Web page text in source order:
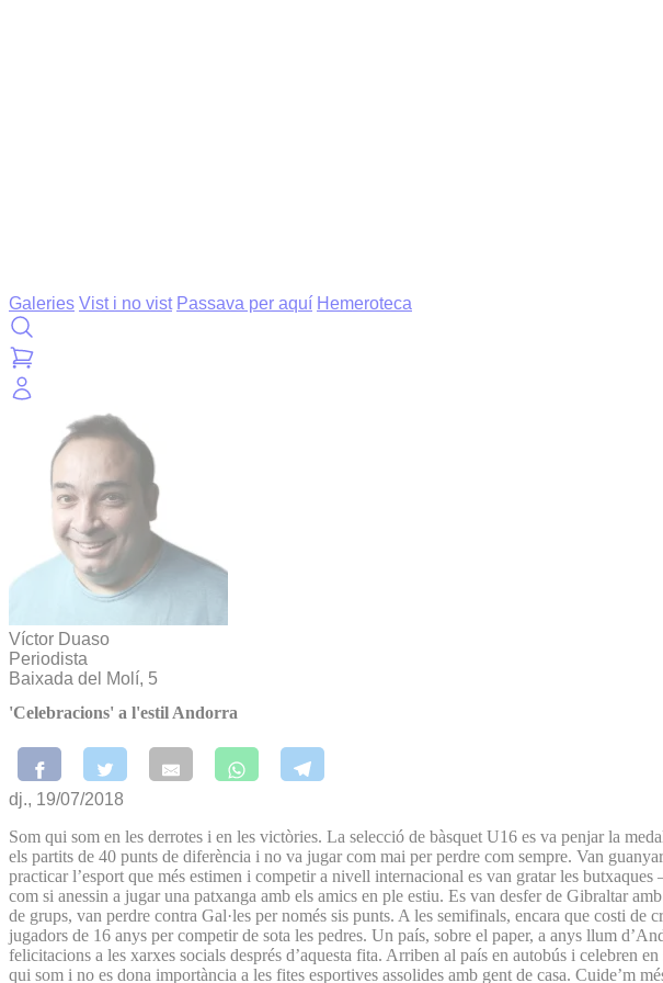
Galeries Vist i no vist Passava per aquí Hemeroteca
Víctor Duaso
Periodista
Baixada del Molí, 5
'Celebracions' a l'estil Andorra
dj., 19/07/2018
Som qui som en les derrotes i en les victòries. La selecció de bàsquet U16 es va penjar la
els partits de 40 punts de diferència i no va jugar com mai per perdre com sempre. Van
practicar l’esport que més estimen i competir a nivell internacional es van gratar les
com si anessin a jugar una patxanga amb els amics en ple estiu. Es van desfer de Gibraltar
de grups, van perdre contra Gal·les per només sis punts. A les semifinals, encara que costi
jugadors de 16 anys per competir de sota les pedres. Un país, sobre el paper, a anys llum
felicitacions a les xarxes socials després d’aquesta fita. Arriben al país en autobús i celebren
qui som i no es dona importància a les fites esportives assolides amb gent de casa. Cuide’m